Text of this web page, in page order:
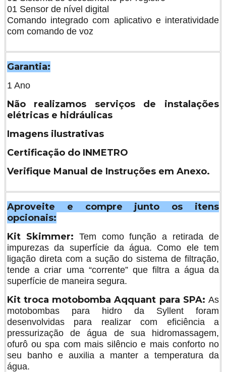
01 Sensor de nível digital
Comando integrado com aplicativo e interatividade
com comando de voz
Garantia:
1 Ano
Não realizamos serviços de instalações
elétricas e hidráulicas
Imagens ilustrativas
Certificação do INMETRO
Verifique Manual de Instruções em Anexo.
Aproveite e compre junto os itens
opcionais:
Kit Skimmer: Tem como função a retirada de
impurezas da superfície da água. Como ele tem
ligação direta com a sução do sistema de filtração,
tende a criar uma “corrente” que filtra a água da
superfície de maneira segura.
Kit troca motobomba Aqquant para SPA: As
motobombas para hidro da Syllent foram
desenvolvidas para realizar com eficiência a
pressurização de água de sua hidromassagem,
ofurô ou spa com mais silêncio e mais conforto no
seu banho e auxilia a manter a temperatura da
água.